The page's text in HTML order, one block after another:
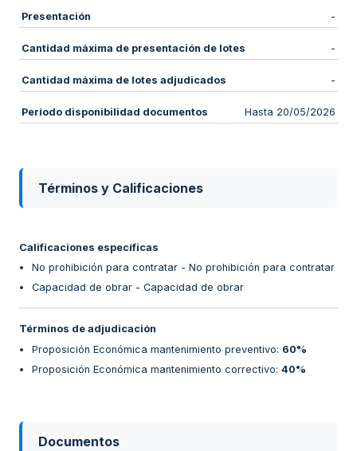
Presentación -
Cantidad máxima de presentación de lotes -
Cantidad máxima de lotes adjudicados -
Período disponibilidad documentos Hasta 20/05/2026
Términos y Calificaciones
Calificaciones específicas
No prohibición para contratar - No prohibición para contratar
Capacidad de obrar - Capacidad de obrar
Términos de adjudicación
Proposición Económica mantenimiento preventivo: 60%
Proposición Económica mantenimiento correctivo: 40%
Documentos